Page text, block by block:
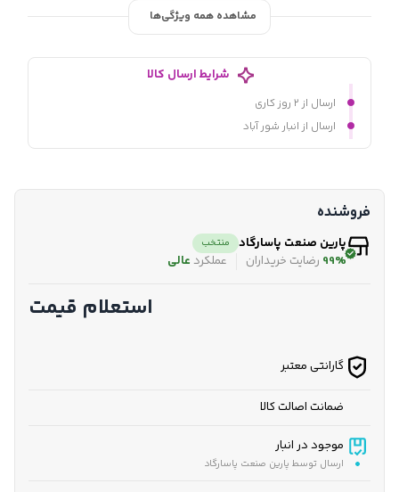
مشاهده همه ویژگی‌ها
شرایط ارسال کالا
ارسال از ۲ روز کاری
ارسال از انبار شور آباد
فروشنده
پارین صنعت پاسارگاد منتخب
99% رضایت خریداران عملکرد عالی
استعلام قیمت
گارانتی معتبر
ضمانت اصالت کالا
موجود در انبار
ارسال توسط پارین صنعت پاسارگاد